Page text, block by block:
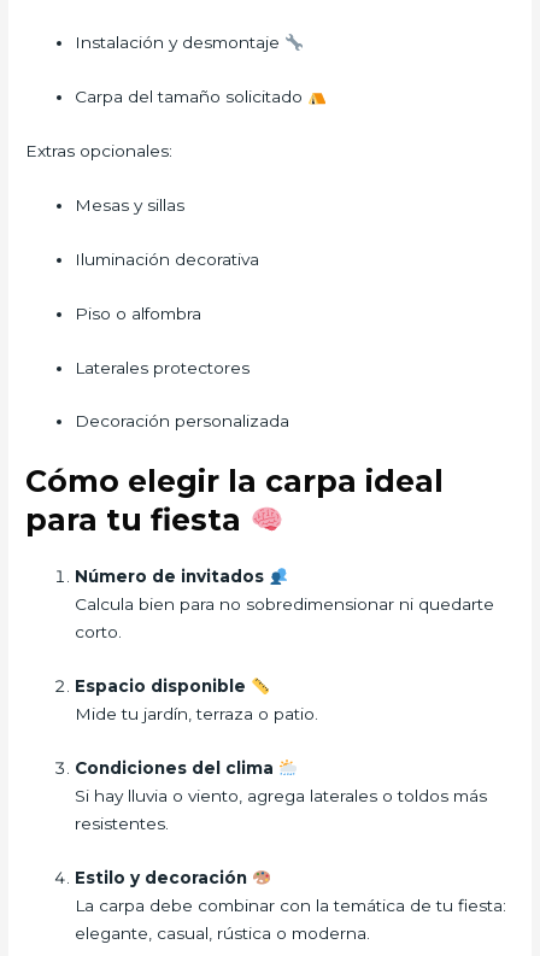
Instalación y desmontaje
Carpa del tamaño solicitado
Extras opcionales:
Mesas y sillas
Iluminación decorativa
Piso o alfombra
Laterales protectores
Decoración personalizada
Cómo elegir la carpa ideal
para tu fiesta
Número de invitados
Calcula bien para no sobredimensionar ni quedarte
corto.
Espacio disponible
Mide tu jardín, terraza o patio.
Condiciones del clima
Si hay lluvia o viento, agrega laterales o toldos más
resistentes.
Estilo y decoración
La carpa debe combinar con la temática de tu fiesta:
elegante, casual, rústica o moderna.